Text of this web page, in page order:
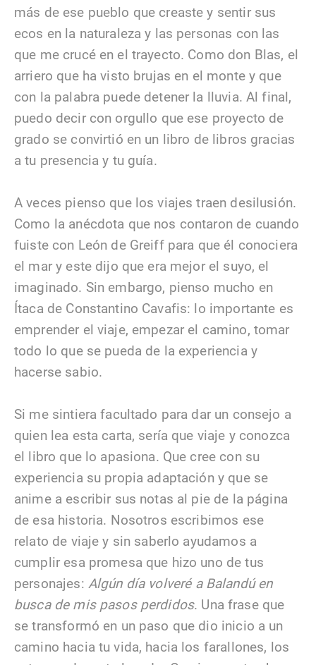
más de ese pueblo que creaste y sentir sus
ecos en la naturaleza y las personas con las
que me crucé en el trayecto. Como don Blas, el
arriero que ha visto brujas en el monte y que
con la palabra puede detener la lluvia. Al final,
puedo decir con orgullo que ese proyecto de
grado se convirtió en un libro de libros gracias
a tu presencia y tu guía.
A veces pienso que los viajes traen desilusión.
Como la anécdota que nos contaron de cuando
fuiste con León de Greiff para que él conociera
el mar y este dijo que era mejor el suyo, el
imaginado. Sin embargo, pienso mucho en
Ítaca de Constantino Cavafis: lo importante es
emprender el viaje, empezar el camino, tomar
todo lo que se pueda de la experiencia y
hacerse sabio.
Si me sintiera facultado para dar un consejo a
quien lea esta carta, sería que viaje y conozca
el libro que lo apasiona. Que cree con su
experiencia su propia adaptación y que se
anime a escribir sus notas al pie de la página
de esa historia. Nosotros escribimos ese
relato de viaje y sin saberlo ayudamos a
cumplir esa promesa que hizo uno de tus
personajes: Algún día volveré a Balandú en
busca de mis pasos perdidos. Una frase que
se transformó en un paso que dio inicio a un
camino hacia tu vida, hacia los farallones, los